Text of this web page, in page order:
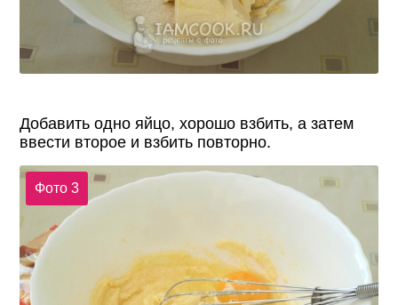
Добавить одно яйцо, хорошо взбить, а затем
ввести второе и взбить повторно.
Фото 3